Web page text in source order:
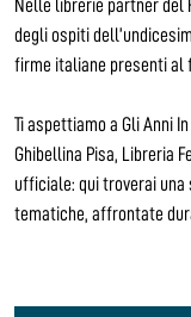
Nelle librerie partner del
degli ospiti
firme italiane presenti al
Ti aspettiamo a Gli Anni
Ghibellina Pisa, Libreria
ufficiale: qui troverai
tematiche, affrontate